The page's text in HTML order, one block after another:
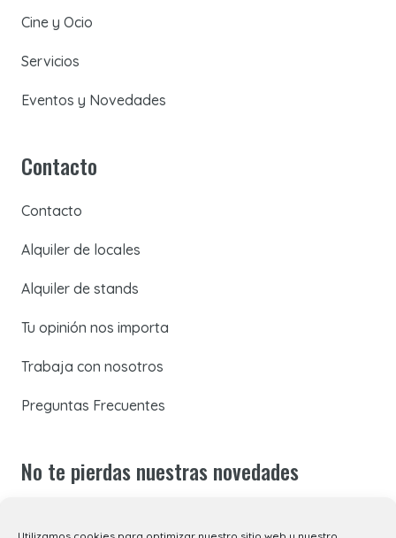
Cine y Ocio
Servicios
Eventos y Novedades
Contacto
Contacto
Alquiler de locales
Alquiler de stands
Tu opinión nos importa
Trabaja con nosotros
Preguntas Frecuentes
No te pierdas nuestras novedades